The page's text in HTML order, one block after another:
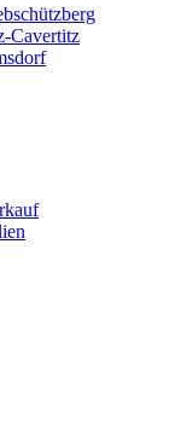
Cavertitz